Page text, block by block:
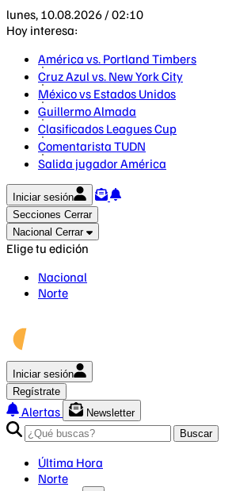
lunes, 10.08.2026 / 02:10
Hoy interesa:
América vs. Portland Timbers
Cruz Azul vs. New York City
México vs Estados Unidos
Guillermo Almada
Clasificados Leagues Cup
Comentarista TUDN
Salida jugador América
Iniciar sesión
Secciones Cerrar
Nacional Cerrar
Elige tu edición
Nacional
Norte
Iniciar sesión
Regístrate
Alertas
Newsletter
Buscar
Última Hora
Norte